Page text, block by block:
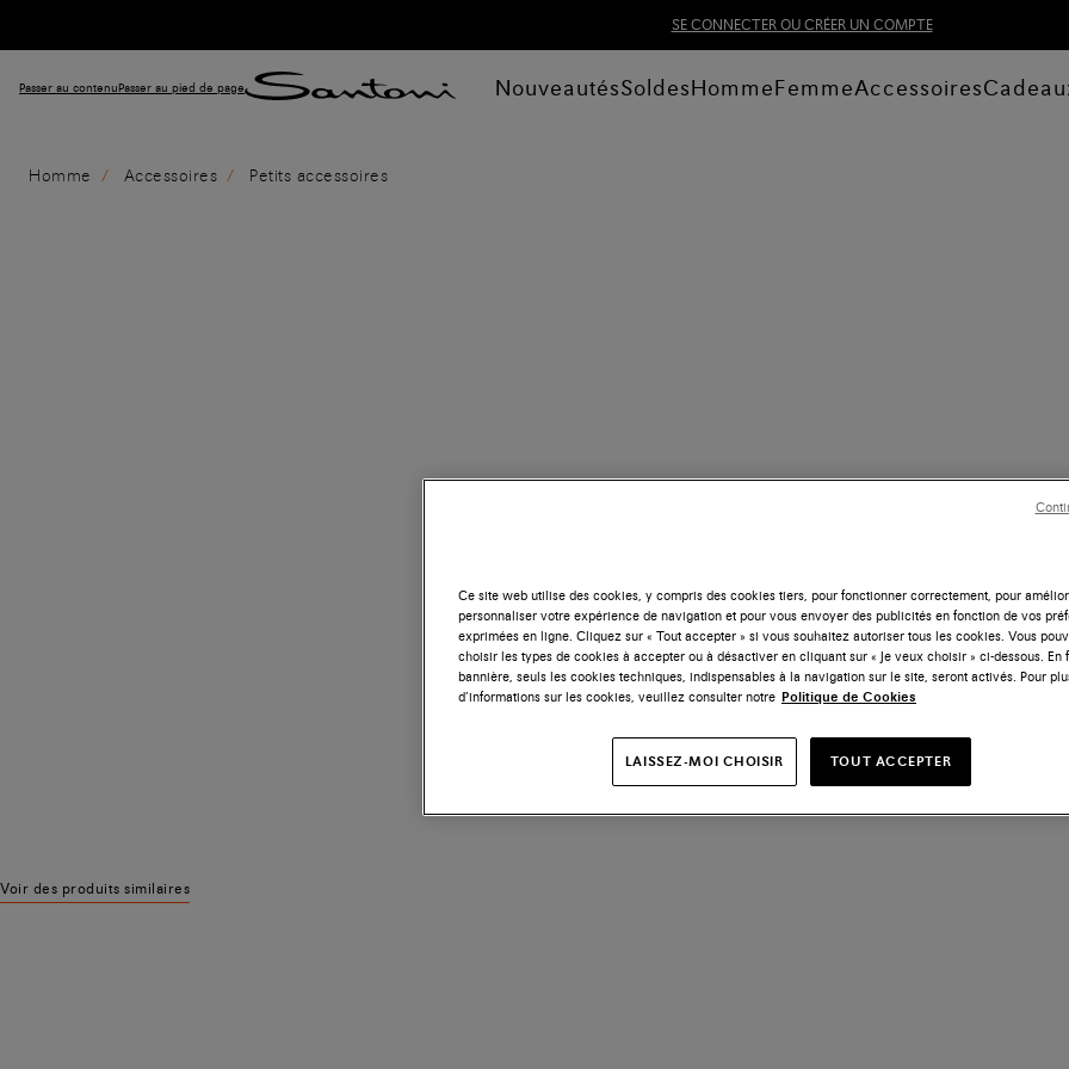
SE CONNECTER OU CRÉER UN COMPTE
Passer au contenuPasser au pied de page NouveautésSoldesHommeFemmeAccessoires
Homme Accessoires Petits accessoires
Voir des produits similaires
Ce site web utilise des cookies, y compris des cookies tiers, pour fonctionner correctement, pour
personnaliser votre expérience de navigation et pour vous envoyer des publicités en fonction de vos
exprimées en ligne. Cliquez sur « Tout accepter » si vous souhaitez autoriser tous les cookies. Vous
choisir les types de cookies à accepter ou à désactiver en cliquant sur « Je veux choisir » ci-dessous. En
bannière, seuls les cookies techniques, indispensables à la navigation sur le site, seront activés. Pour
d’informations sur les cookies, veuillez consulter notre Politique de Cookies
LAISSEZ-MOI CHOISIR TOUT ACCEPTER